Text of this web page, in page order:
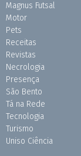
Magnus Futsal
Motor
Pets
Receitas
Revistas
Necrologia
Presença
São Bento
Tá na Rede
Tecnologia
Turismo
Uniso Ciência